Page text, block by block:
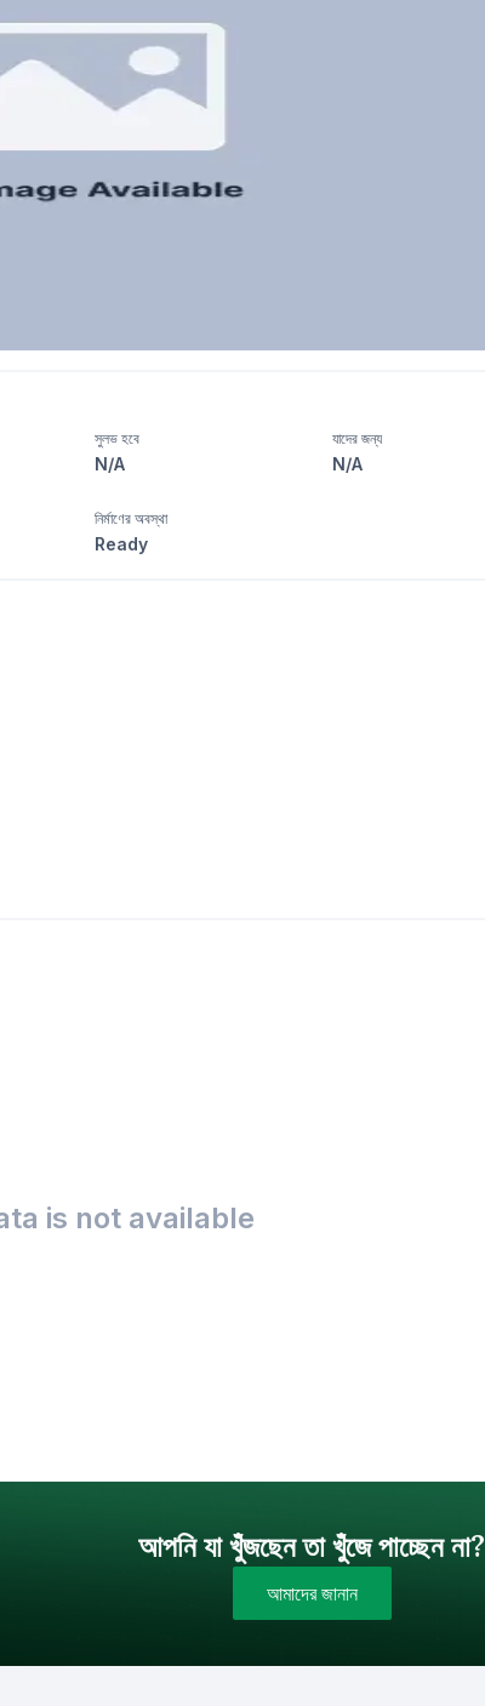
সুলভ হবে
N/A
যাদের জন্য
N/A
নির্মাণের অবস্থা
Ready
is not available
আপনি যা খুঁজছেন তা খুঁজে পাচ্ছেন না?
আমাদের জানান